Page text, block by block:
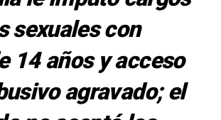
sexuales con
14 años y acceso
agravado; el